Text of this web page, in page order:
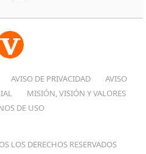
AVISO DE PRIVACIDAD
AVISO
MISIÓN, VISIÓN Y VALORES
DE USO
LOS DERECHOS RESERVADOS